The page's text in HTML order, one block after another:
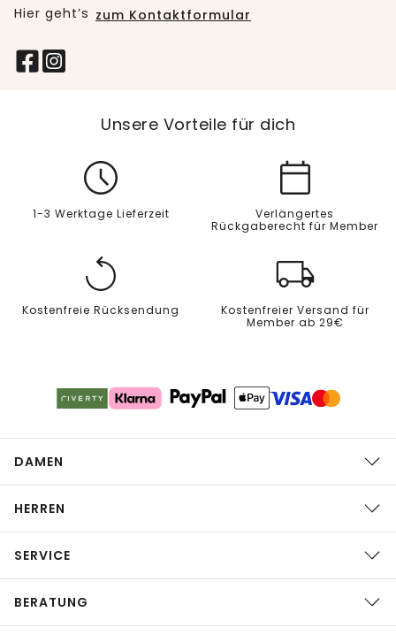
Hier geht’s zum Kontaktformular
Unsere Vorteile für dich
1-3 Werktage Lieferzeit
Verlängertes
Rückgaberecht für Member
Kostenfreie Rücksendung
Kostenfreier Versand für
Member ab 29€
DAMEN
HERREN
SERVICE
BERATUNG